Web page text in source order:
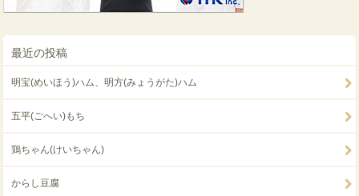
最近の投稿
明宝(めいほう)ハム、明方(みょうがた)ハム
五平(ごへい)もち
鶏ちゃん(けいちゃん)
からし豆腐